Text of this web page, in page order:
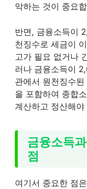
악하는 것이 중요
반면, 금융소득이
천징수로 세금이
고가 필요 없거나
러나 금융소득이
관에서 원천징수
을 포함하여 종합
계산하고 정산해야
금융소득
점
여기서 중요한 점